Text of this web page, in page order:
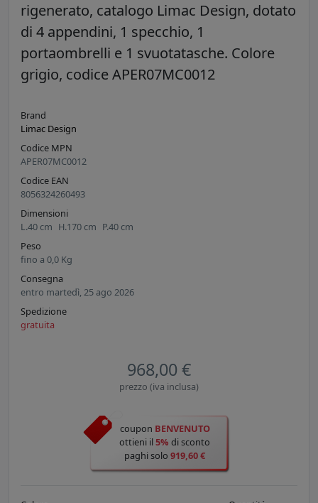
rigenerato, catalogo Limac Design, dotato
di 4 appendini, 1 specchio, 1
portaombrelli e 1 svuotatasche. Colore
grigio, codice APER07MC0012
Brand
Limac Design
Codice MPN
APER07MC0012
Codice EAN
8056324260493
Dimensioni
L.40 cm H.170 cm P.40 cm
Peso
fino a 0,0 Kg
Consegna
entro martedì, 25 ago 2026
Spedizione
gratuita
968,00 €
prezzo (iva inclusa)
coupon BENVENUTO
ottieni il5% di sconto
paghi solo 919,60 €